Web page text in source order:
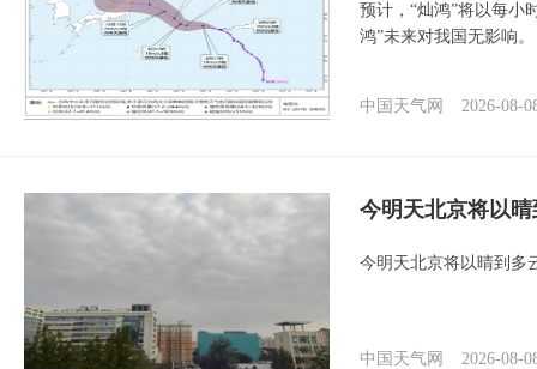
预计，“灿鸿”将以每小
鸿”未来对我国无影响。
中国天气网 2026-08-
今明天北京将以
今明天北京将以晴到多
中国天气网 2026-08-